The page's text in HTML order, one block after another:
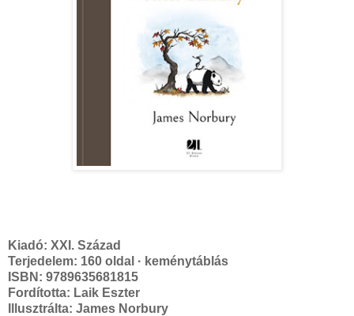
Kiadó: XXI. Század
Terjedelem: 160 oldal · keménytáblás
ISBN: 9789635681815
Fordította: Laik Eszter
Illusztrálta: James Norbury